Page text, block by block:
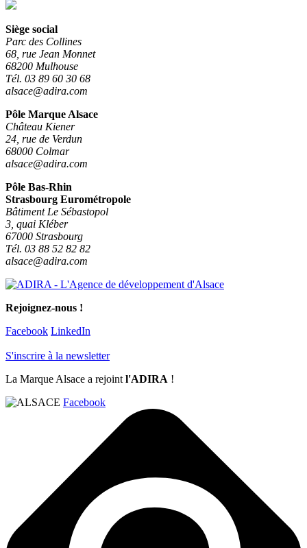
Siège social
Parc des Collines
68, rue Jean Monnet
68200 Mulhouse
Tél. 03 89 60 30 68
alsace@adira.com
Pôle Marque Alsace
Château Kiener
24, rue de Verdun
68000 Colmar
alsace@adira.com
Pôle Bas-Rhin
Strasbourg Eurométropole
Bâtiment Le Sébastopol
3, quai Kléber
67000 Strasbourg
Tél. 03 88 52 82 82
alsace@adira.com
Rejoignez-nous !
Facebook LinkedIn
S'inscrire à la newsletter
La Marque Alsace a rejoint l'ADIRA !
Facebook